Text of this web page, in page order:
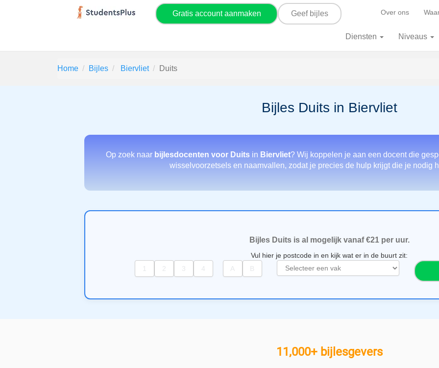
Gratis account aanmaken Geef bijles Over ons
Diensten Niveaus
Home Bijles Biervliet Duits
Bijles Duits in Biervliet
Op zoek naar bijlesdocenten voor Duitsin Biervliet? Wij koppelen je aan een docent die
wisselvoorzetsels en naamvallen, zodat je precies de hulp krijgt die je nodig
Bijles Duits is al mogelijk vanaf €21 per uur.
Vul hier je postcode in en kijk wat er in de buurt zit:
e
11,000+ bijlesgevers